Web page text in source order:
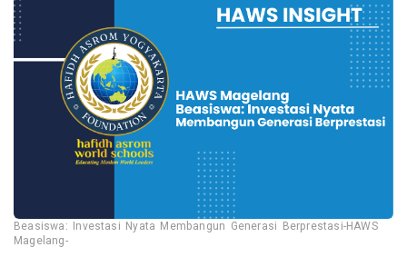
Beasiswa: Investasi Nyata Membangun Generasi Berprestasi-HAWS
Magelang-